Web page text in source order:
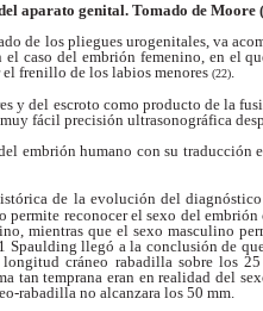
aparato genital. Tomado de Moore
de los pliegues urogenitales, va
el caso del embrión femenino, en el
el frenillo de los labios menores (22)
y del escroto como producto de la
muy fácil precisión ultrasonográfica
embrión humano con su traducción
de la evolución del diagnóstico
permite reconocer el sexo del
mientras que el sexo masculino
Spaulding llegó a la conclusiónde
longitud cráneo rabadilla sobre los
tantemprana eran en realidad del
rabadilla no alcanzara los 50 mm.